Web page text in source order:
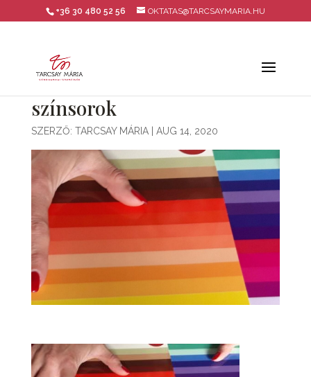
+36 30 480 52 56 OKTATAS@TARCSAYMARIA.HU
színsorok
SZERZŐ: TARCSAY MÁRIA| AUG 14, 2020